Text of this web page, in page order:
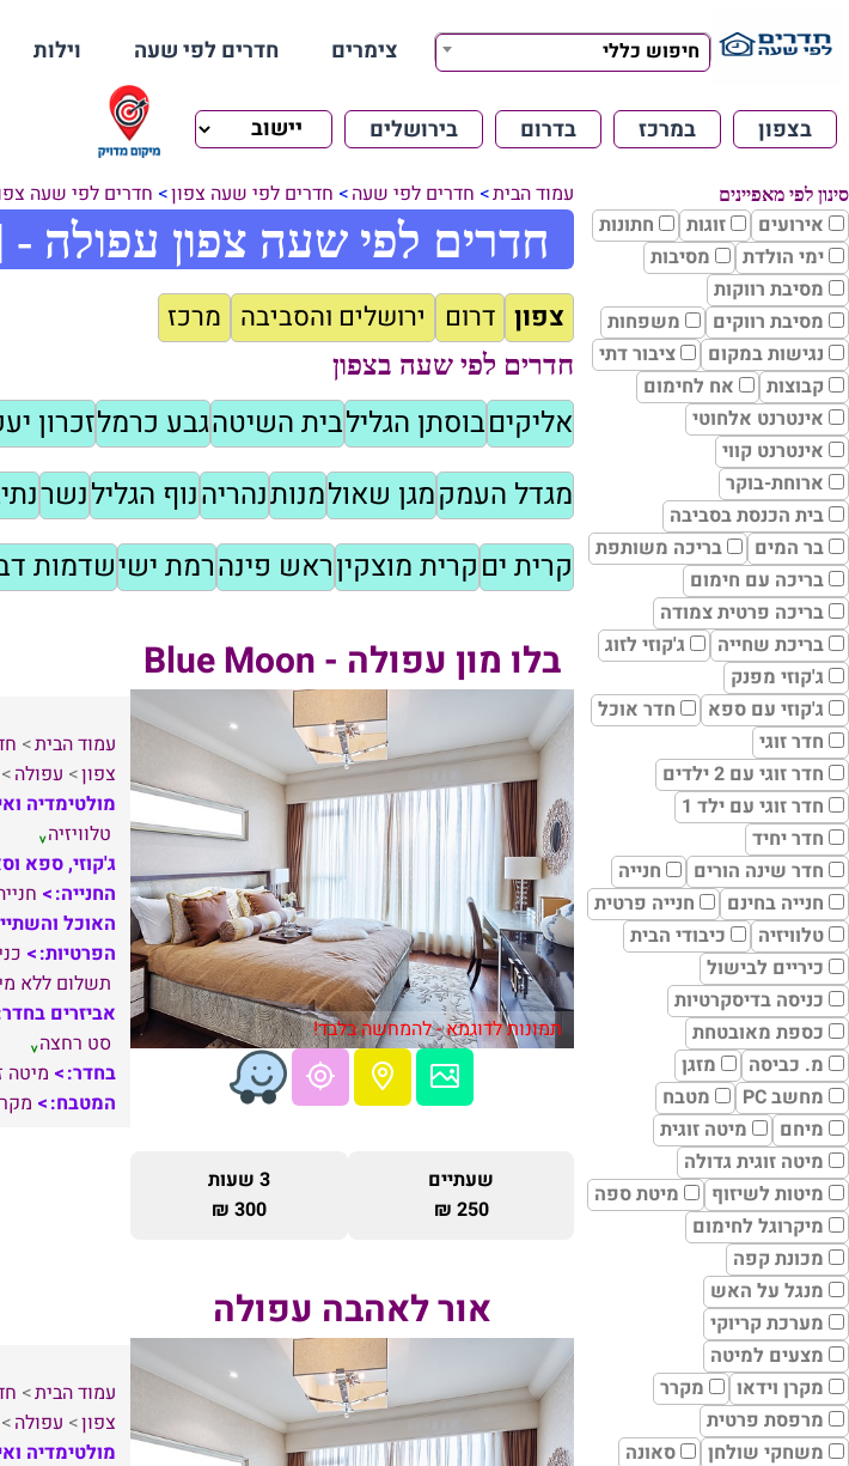
חיפוש כללי צימרים חדרים לפי שעה וילות
בצפון במרכז בדרום בירושלים
סינון לפי מאפיינים
אירועים זוגות
חתונות
ימי הולדת
מסיבות
מסיבת רווקות
מסיבת רווקים
משפחות
נגישות במקום
ציבור דתי
קבוצות
אח לחימום
אינטרנט אלחוטי
אינטרנט קווי
ארוחת-בוקר
בית הכנסת בסביבה
בר המים
בריכה משותפת
בריכה עם חימום
בריכה פרטית צמודה
בריכת שחייה
ג'קוזי לזוג
ג'קוזי מפנק
ג'קוזי עם ספא
חדר אוכל
חדר זוגי
חדר זוגי עם 2 ילדים
חדר זוגי עם ילד 1
חדר יחיד
חדר שינה הורים
חנייה
חנייה בחינם
חנייה פרטית
טלוויזיה
כיבודי הבית
כיריים לבישול
כניסה בדיסקרטיות
כספת מאובטחת
מ. כביסה
מזגן
מחשב PC
מטבח
מיחם
מיטה זוגית
מיטה זוגית גדולה
מיטות לשיזוף
מיטת ספה
מיקרוגל לחימום
מכונת קפה
מנגל על האש
מערכת קריוקי
מצעים למיטה
מקרן וידאו
מקרר
מרפסת פרטית
משחקי שולחן
סאונה
עמוד הבית חדרים לפי שעה חדרים לפי שעה צפון חדרים לפי שעה
חדרים לפי שעה צפון עפולה -
צפון דרום ירושלים והסביבה מרכז
חדרים לפי שעה בצפון
אליקיםבוסתן הגלילבית השיטהגבע כרמלזכרון
מגדל העמקמגן שאולמנותנהריהנוף הגלילנשר
קרית יםקרית מוצקיןראש פינהרמת ישישדמות
בלו מון עפולה - Blue Moon
תמונות לדוגמא - להמחשה בלבד!
שעתיים
250 ₪
3 שעות
300 ₪
עמוד הבית
צפון
עפולה
מולטימדיה
טלוויזיה
ג'קוזי, ספא
החנייה:
האוכל
הפרטיות:
תשלום ללא
אביזרים
סט רחצה
בחדר:
מיטה
המטבח:
אור לאהבה עפולה
עמוד הבית
צפון
עפולה
מולטימדיה